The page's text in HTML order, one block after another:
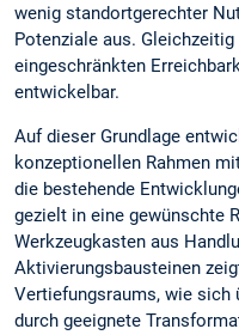
wenig standortgerechter
Potenziale aus.
eingeschränkten
entwickelbar.
Auf dieser Grundlage
konzeptionellen Rahmen
die bestehende
gezielt in eine gewünschte
Werkzeugkasten aus
Aktivierungsbausteinen
Vertiefungsraums, wie sich
durch geeignete